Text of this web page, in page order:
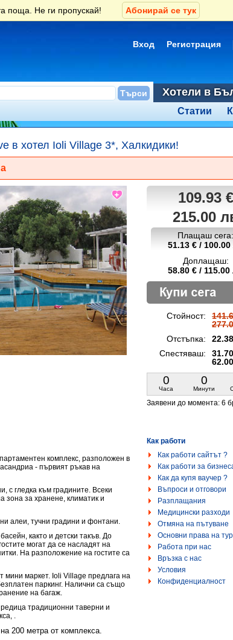
поща. Не ги пропускай! Абонирай се тук
Вход Регистрация
Хотели в
Статии
в хотел Ioli Village 3*, Халкидики!
109.93 €
215.00
Плащаш сега:
51.13 € / 100.00
Доплащаш:
58.80 € / 115.00
Стойност:
Отстъпка:
Спестяваш:
0
Часа
0
Минути
Заявени до момента: 6
комплекс, разположен в
- първият ръкав на
с гледка към градините. Всеки
зона за хранене, климатик и
алеи, тучни градини и фонтани.
както и детски такъв. До
могат да се насладят на
На разположение на гостите са
мини маркет. Ioli Village предлага на
паркинг. Налични са също
на багаж.
традиционни таверни и
.
200 метра от комплекса.
Как работи
Как работи сайтът ?
Как работи за
Как да купя ваучер ?
Въпроси и отговори
Разплащания
Медицински разходи
Отмяна на пътуване
Основни права на
Работа при нас
Връзка с нас
Условия
Конфиденциалност